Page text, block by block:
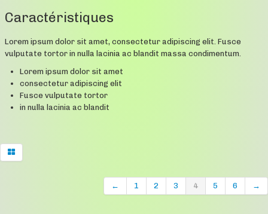
Caractéristiques
Lorem ipsum dolor sit amet, consectetur adipiscing elit. Fusce
vulputate tortor in nulla lacinia ac blandit massa condimentum.
Lorem ipsum dolor sit amet
consectetur adipiscing elit
Fusce vulputate tortor
in nulla lacinia ac blandit
← 1 2 3 4 5 6 →